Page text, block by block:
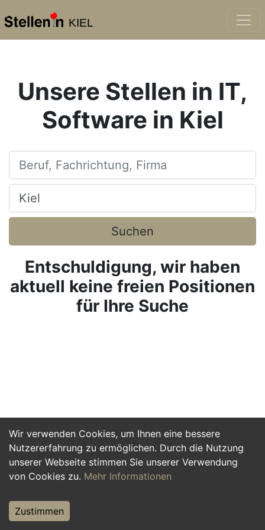
KIEL
Wir verwenden Cookies, um Ihnen eine bessere
Nutzererfahrung zu ermöglichen. Durch die Nutzung
unserer Webseite stimmen Sie unserer Verwendung
von Cookies zu. Mehr Informationen
Zustimmen
Unsere Stellen in IT,
Software in Kiel
Beruf, Fachrichtung, Firma
Ort, Stadt
Suchen
Entschuldigung, wir haben
aktuell keine freien Positionen
für Ihre Suche